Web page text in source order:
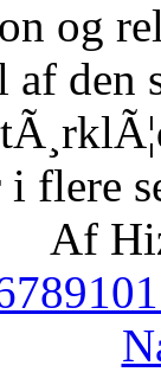
og
af
flere
Af
78910